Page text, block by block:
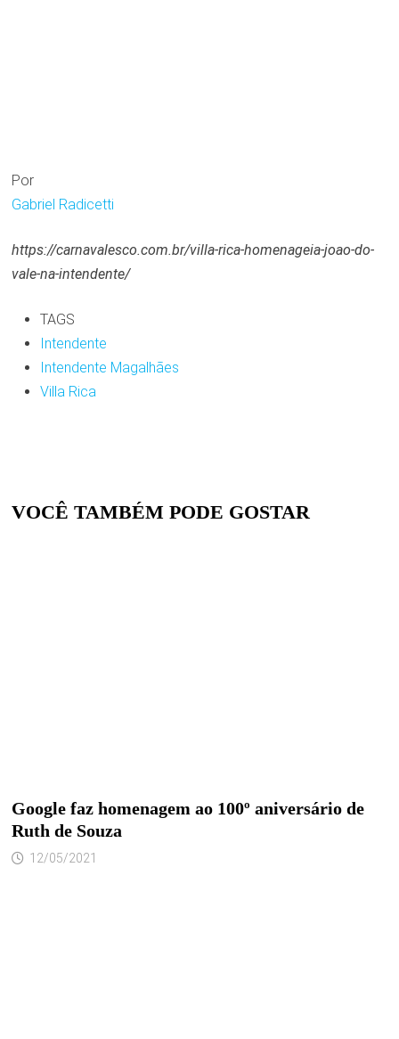
Por
Gabriel Radicetti
https://carnavalesco.com.br/villa-rica-homenageia-joao-do-
vale-na-intendente/
TAGS
Intendente
Intendente Magalhães
Villa Rica
VOCÊ TAMBÉM PODE GOSTAR
Google faz homenagem ao 100º aniversário de
Ruth de Souza
12/05/2021